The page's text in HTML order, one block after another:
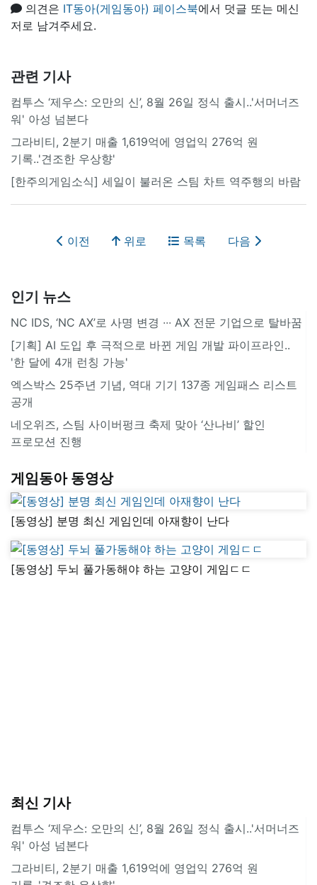
의견은 IT동아(게임동아) 페이스북에서 덧글 또는 메신
저로 남겨주세요.
관련 기사
컴투스 ‘제우스: 오만의 신’, 8월 26일 정식 출시..'서머너즈
워' 아성 넘본다
그라비티, 2분기 매출 1,619억에 영업익 276억 원
기록..'견조한 우상향'
[한주의게임소식] 세일이 불러온 스팀 차트 역주행의 바람
이전 위로 목록 다음
인기 뉴스
NC IDS, ‘NC AX’로 사명 변경 ∙∙∙ AX 전문 기업으로 탈바꿈
[기획] AI 도입 후 극적으로 바뀐 게임 개발 파이프라인..
'한 달에 4개 런칭 가능'
엑스박스 25주년 기념, 역대 기기 137종 게임패스 리스트
공개
네오위즈, 스팀 사이버펑크 축제 맞아 ‘산나비’ 할인
프로모션 진행
게임동아 동영상
[동영상] 분명 최신 게임인데 아재향이 난다
[동영상] 두뇌 풀가동해야 하는 고양이 게임ㄷㄷ
최신 기사
컴투스 ‘제우스: 오만의 신’, 8월 26일 정식 출시..'서머너즈
워' 아성 넘본다
그라비티, 2분기 매출 1,619억에 영업익 276억 원